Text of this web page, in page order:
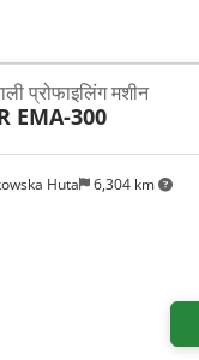
Huta 6,304 km
प्रोफाइलिंग मशीन
EMA-300